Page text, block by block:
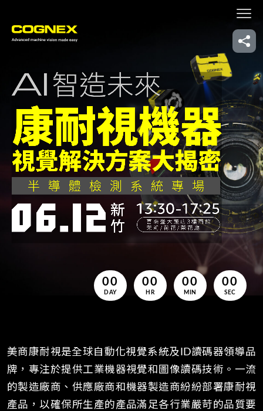
00 00 00 00
美商康耐視是全球自動化視覺系統及ID讀碼器領導品
牌，專注於提供工業機器視覺和圖像讀碼技術。一流
的製造廠商、供應廠商和機器製造商紛紛部署康耐視
產品，以確保所生產的產品滿足各行業嚴苛的品質要